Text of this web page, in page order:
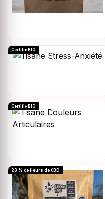
Certifié BIO
Certifié BIO
28 % de fleurs de CBD